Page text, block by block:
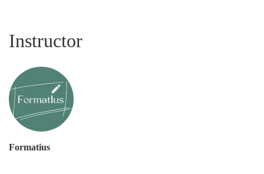
Instructor
Formatius